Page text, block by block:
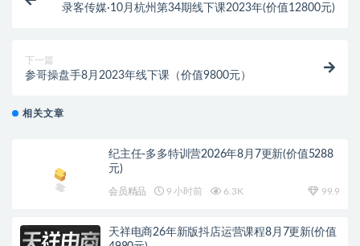
录客传媒·10月杭州第34期线下课2023年(价值12800元)
下一篇
参哥操盘手8月2023年线下课（价值9800元）
相关文章
纪主任-多多特训营2026年8月7更新(价值5288
元)
会员精品 9 小时前 6.3K 99.9
天祥电商26年新版抖店运营课程8月7更新(价值